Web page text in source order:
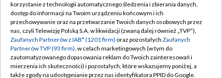
TVP
Abonament TVP
Emisja w TVP
Centrum informacji TVP
Naziemna Telewizja Cyfrowa
Regulamin TVP
Polityka prywatności
Moje zgody
Pomoc
korzystanie z technologii automatycznego śledzenia i zbierania danych,
dostęp do informacji na Twoim urządzeniu końcowym i ich
przechowywanie oraz na przetwarzanie Twoich danych osobowych przez
nas, czyli Telewizję Polską S.A. w likwidacji (zwaną dalej również „TVP”),
Zaufanych Partnerów z IAB* (1201 firm) oraz pozostałych Zaufanych
Partnerów TVP (93 firm), w celach marketingowych (w tym do
zautomatyzowanego dopasowania reklam do Twoich zainteresowań i
mierzenia ich skuteczności) i pozostałych, które wskazujemy poniżej, a
także zgody na udostępnianie przez nas identyfikatora PPID do Google.